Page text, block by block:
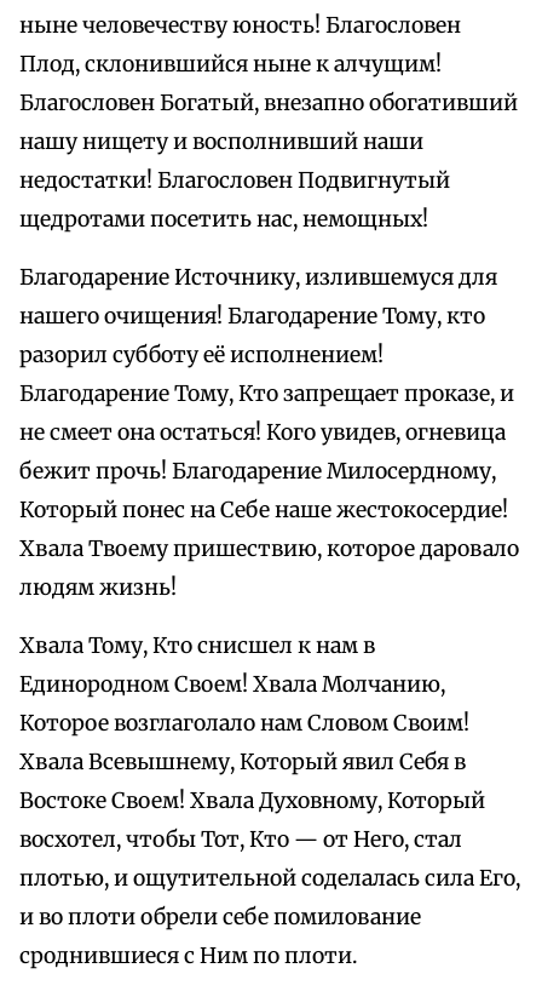
ныне человечеству юность! Благословен
Плод, склонившийся ныне к алчущим!
Благословен Богатый, внезапно обогативший
нашу нищету и восполнивший наши
недостатки! Благословен Подвигнутый
щедротами посетить нас, немощных!
Благодарение Источнику, излившемуся для
нашего очищения! Благодарение Тому, кто
разорил субботу её исполнением!
Благодарение Тому, Кто запрещает проказе, и
не смеет она остаться! Кого увидев, огневица
бежит прочь! Благодарение Милосердному,
Который понес на Себе наше жестокосердие!
Хвала Твоему пришествию, которое даровало
людям жизнь!
Хвала Тому, Кто снисшел к нам в
Единородном Своем! Хвала Молчанию,
Которое возглаголало нам Словом Своим!
Хвала Всевышнему, Который явил Себя в
Востоке Своем! Хвала Духовному, Который
восхотел, чтобы Тот, Кто — от Него, стал
плотью, и ощутительной соделалась сила Его,
и во плоти обрели себе помилование
сроднившиеся с Ним по плоти.